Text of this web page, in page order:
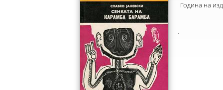
Година на
.